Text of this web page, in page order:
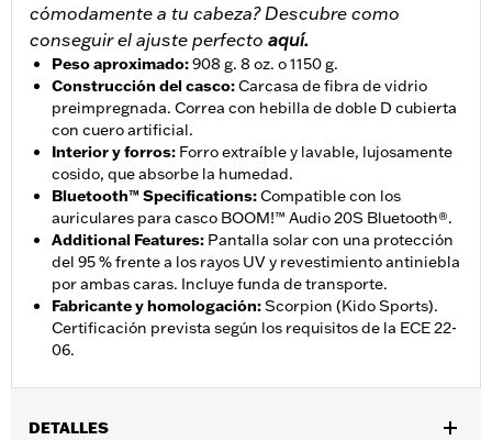
cómodamente a tu cabeza? Descubre como
conseguir el ajuste perfecto aquí.
Peso aproximado:908 g. 8 oz. o 1150 g.
Construcción del casco:Carcasa de fibra de vidrio
preimpregnada. Correa con hebilla de doble D cubierta
con cuero artificial.
Interior y forros: Forro extraíble y lavable, lujosamente
cosido, que absorbe la humedad.
Bluetooth™ Specifications:Compatible con los
auriculares para casco BOOM!™ Audio 20S Bluetooth®.
Additional Features: Pantalla solar con una protección
del 95 % frente a los rayos UV y revestimiento antiniebla
por ambas caras. Incluye funda de transporte.
Fabricante y homologación:Scorpion (Kido Sports).
Certificación prevista según los requisitos de la ECE 22-
06.
DETALLES